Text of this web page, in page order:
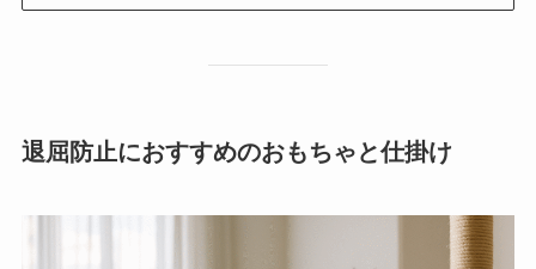
退屈防止におすすめのおもちゃと仕掛け